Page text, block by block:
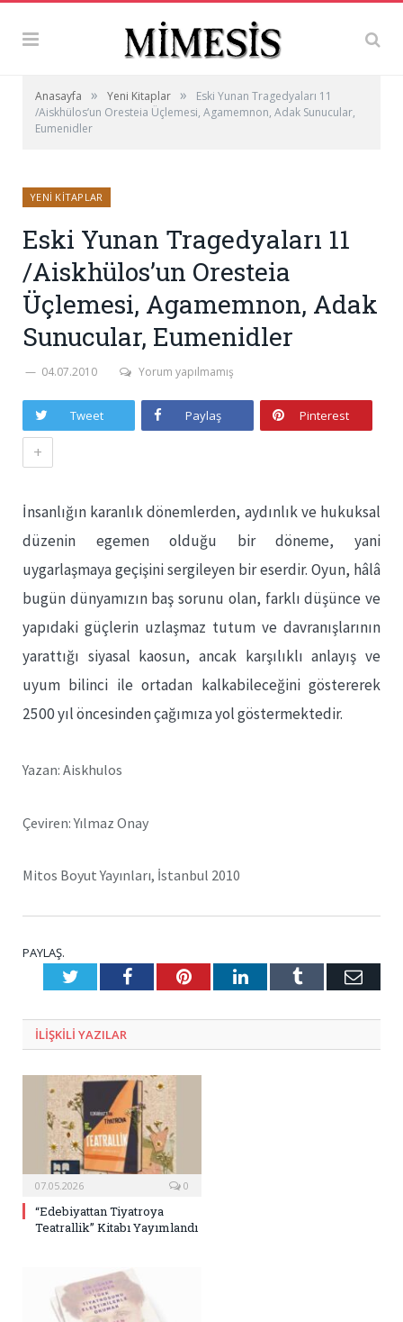
Anasayfa » Yeni Kitaplar »
Eski Yunan Tragedyaları 11
/Aiskhülos’un Oresteia Üçlemesi, Agamemnon, Adak Sunucular,
Eumenidler
YENI KITAPLAR
Eski Yunan Tragedyaları 11
/Aiskhülos’un Oresteia
Üçlemesi, Agamemnon, Adak
Sunucular, Eumenidler
04.07.2010 Yorum yapılmamış
Tweet Paylaş Pinterest
+
İnsanlığın karanlık dönemlerden, aydınlık ve hukuksal
düzenin egemen olduğu bir döneme, yani
uygarlaşmaya geçişini sergileyen bir eserdir. Oyun, hâlâ
bugün dünyamızın baş sorunu olan, farklı düşünce ve
yapıdaki güçlerin uzlaşmaz tutum ve davranışlarının
yarattığı siyasal kaosun, ancak karşılıklı anlayış ve
uyum bilinci ile ortadan kalkabileceğini göstererek
2500 yıl öncesinden çağımıza yol göstermektedir.
Yazan: Aiskhulos
Çeviren: Yılmaz Onay
Mitos Boyut Yayınları, İstanbul 2010
PAYLAŞ.
TwitterFacebookPinterestLinkedInTumblr E-
ILIŞKILI YAZILAR
07.05.2026 0
“Edebiyattan Tiyatroya
Teatrallik” Kitabı Yayımlandı